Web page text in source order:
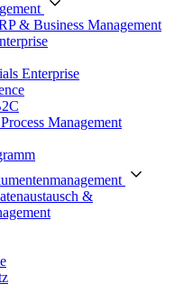
& Business Management
Enterprise
Management
&